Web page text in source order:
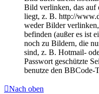
Bild verlinken, das auf
liegt, z. B. http://
weder Bilder
befinden (außer es ist
noch zu Bildern, die
sind, z. B. Hotmail-
Passwort geschützte
benutze den BBCode-
Nach oben